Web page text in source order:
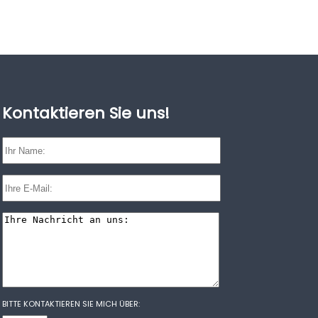
und Steuerberater
Kontaktieren Sie uns!
BITTE KONTAKTIEREN SIE MICH ÜBER: